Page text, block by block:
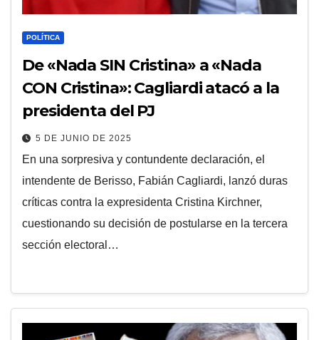
POLÍTICA
De «Nada SIN Cristina» a «Nada
CON Cristina»: Cagliardi atacó a la
presidenta del PJ
5 DE JUNIO DE 2025
En una sorpresiva y contundente declaración, el
intendente de Berisso, Fabián Cagliardi, lanzó duras
críticas contra la expresidenta Cristina Kirchner,
cuestionando su decisión de postularse en la tercera
sección electoral…